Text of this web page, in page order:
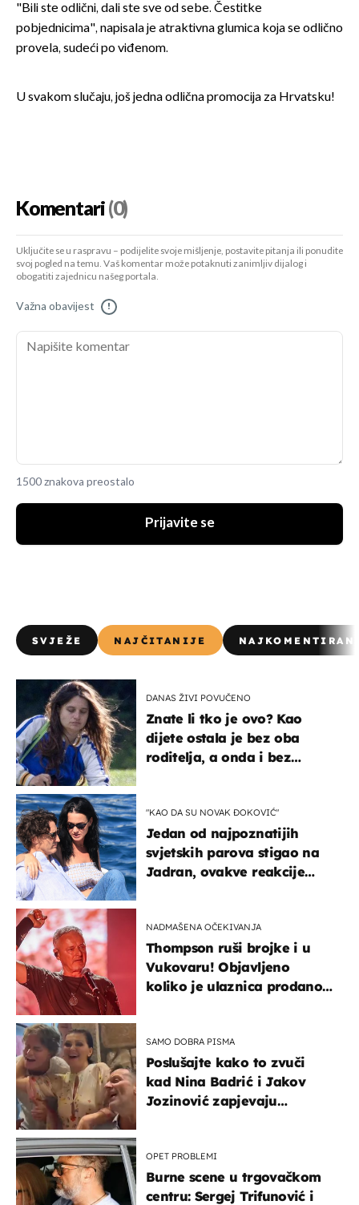
"Bili ste odlični, dali ste sve od sebe. Čestitke
pobjednicima", napisala je atraktivna glumica koja se odlično
provela, sudeći po viđenom.
U svakom slučaju, još jedna odlična promocija za Hrvatsku!
Komentari(0)
Uključite se u raspravu – podijelite svoje mišljenje, postavite pitanja ili ponudite
svoj pogled na temu. Vaš komentar može potaknuti zanimljiv dijalog i
obogatiti zajednicu našeg portala.
Važna obavijest !
1500 znakova preostalo
Prijavite se
SVJEŽE NAJČITANIJE
DANAS ŽIVI POVUČENO
Znate li tko je ovo? Kao
dijete ostala je bez oba
roditelja, a onda i bez
"KAO DA SU NOVAK ĐOKOVIĆ"
Jedan od najpoznatijih
svjetskih parova stigao na
Jadran, ovakve reakcije
NADMAŠENA OČEKIVANJA
Thompson ruši brojke i u
Vukovaru! Objavljeno
koliko je ulaznica prodano
SAMO DOBRA PISMA
Poslušajte kako to zvuči
kad Nina Badrić i Jakov
Jozinović zapjevaju
OPET PROBLEMI
Burne scene u trgovačkom
centru: Sergej Trifunović i